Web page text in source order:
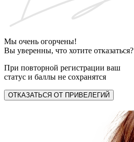
Мы очень огорчены!
Вы уверенны, что хотите отказаться?
При повторной регистрации ваш
статус и баллы не сохранятся
ОТКАЗАТЬСЯ ОТ ПРИВЕЛЕГИЙ